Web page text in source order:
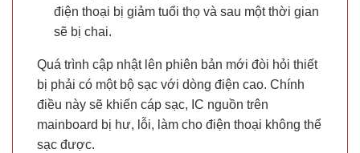
điện thoại bị giảm tuổi thọ và sau một thời gian
sẽ bị chai.
Quá trình cập nhật lên phiên bản mới đòi hỏi thiết
bị phải có một bộ sạc với dòng điện cao. Chính
điều này sẽ khiến cáp sạc, IC nguồn trên
mainboard bị hư, lỗi, làm cho điện thoại không thể
sạc được.